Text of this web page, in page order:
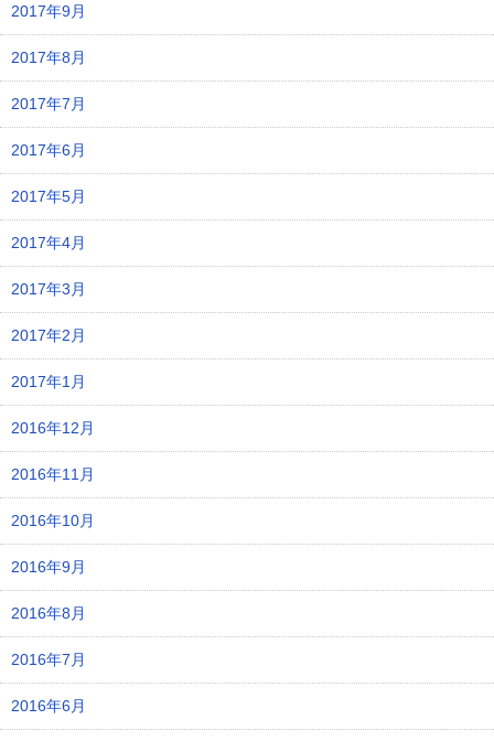
2017年9月
2017年8月
2017年7月
2017年6月
2017年5月
2017年4月
2017年3月
2017年2月
2017年1月
2016年12月
2016年11月
2016年10月
2016年9月
2016年8月
2016年7月
2016年6月